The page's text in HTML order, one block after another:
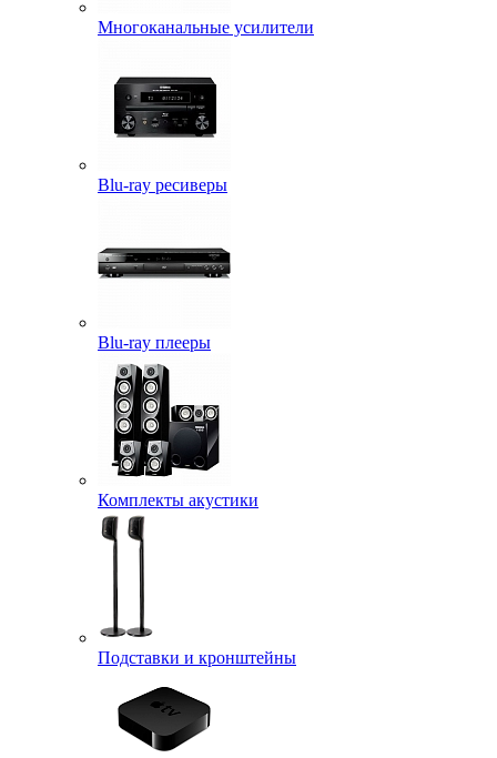
Многоканальные усилители
Blu-ray ресиверы
Blu-ray плееры
Комплекты акустики
Подставки и кронштейны